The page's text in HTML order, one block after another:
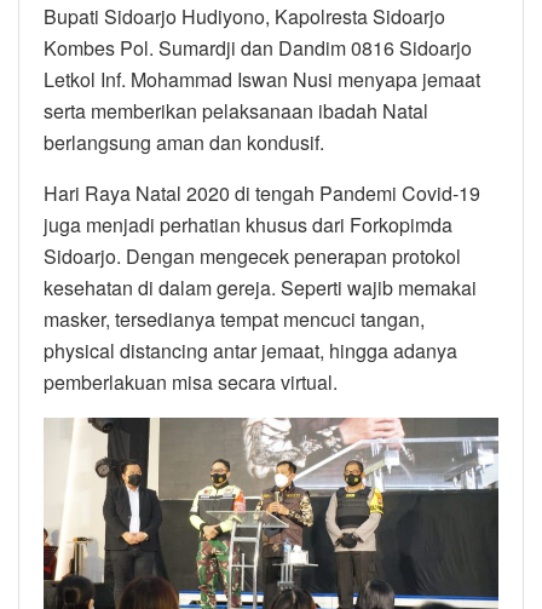
Bupati Sidoarjo Hudiyono, Kapolresta Sidoarjo
Kombes Pol. Sumardji dan Dandim 0816 Sidoarjo
Letkol Inf. Mohammad Iswan Nusi menyapa jemaat
serta memberikan pelaksanaan ibadah Natal
berlangsung aman dan kondusif.
Hari Raya Natal 2020 di tengah Pandemi Covid-19
juga menjadi perhatian khusus dari Forkopimda
Sidoarjo. Dengan mengecek penerapan protokol
kesehatan di dalam gereja. Seperti wajib memakai
masker, tersedianya tempat mencuci tangan,
physical distancing antar jemaat, hingga adanya
pemberlakuan misa secara virtual.